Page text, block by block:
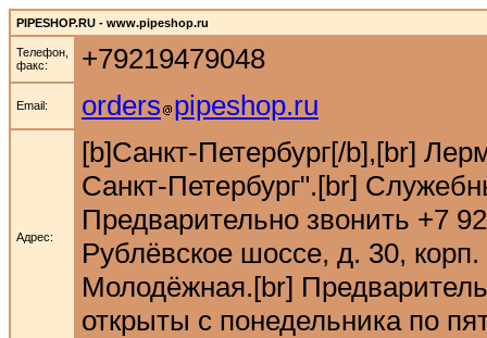
PIPESHOP.RU - www.pipeshop.ru
Телефон,
факс:
+79219479048
Email: orders pipeshop.ru
Адрес:
[b]Санкт-Петербург[/b],[br]
Санкт-Петербург".[br]
Предварительно звонить +7
Рублёвское шоссе, д. 30,
Молодёжная.[br]
открыты с понедельника по